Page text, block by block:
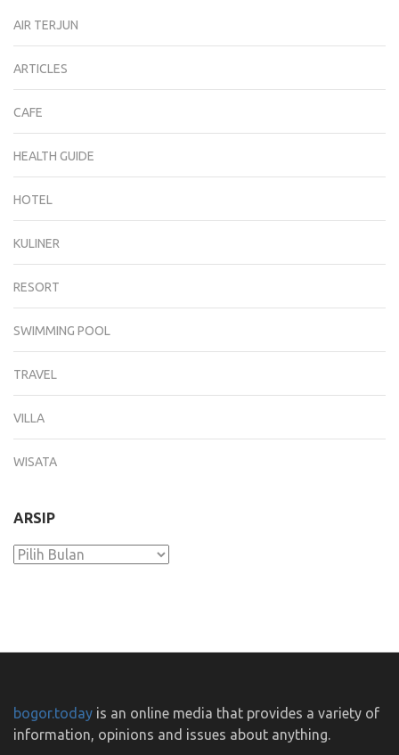
AIR TERJUN
ARTICLES
CAFE
HEALTH GUIDE
HOTEL
KULINER
RESORT
SWIMMING POOL
TRAVEL
VILLA
WISATA
ARSIP
Arsip
bogor.today is an online media that provides a variety of
information, opinions and issues about anything.